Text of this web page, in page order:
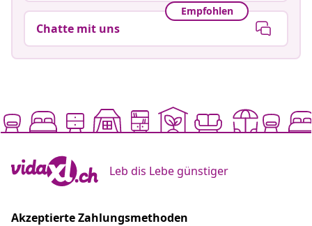
Empfohlen
Chatte mit uns
Leb dis Lebe günstiger
Akzeptierte Zahlungsmethoden